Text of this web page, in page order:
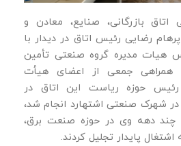
اتاق بازرگانی، صنایع، معادن و
رضایی رئیس اتاق در دیدار با
هیات مدیره گروه صنعتی تأمین
همراهی جمعی از اعضای هیأت
رئیس حوزه ریاست این اتاق در
شهرک صنعتی اشتهارد انجام شد،
دهه وی در حوزه صنعت برق،
پایدار تجلیل کردند.